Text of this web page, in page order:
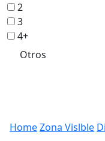
2
3
4+
Otros
HomeZona Vislble